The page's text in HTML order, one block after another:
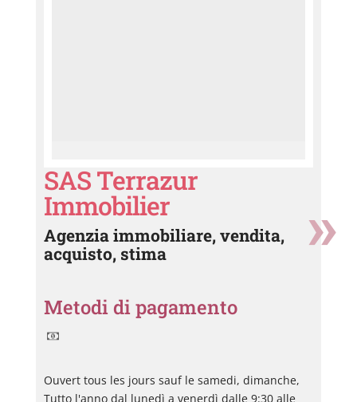
SAS Terrazur
Immobilier
Agenzia immobiliare, vendita,
acquisto, stima
Metodi di pagamento
Ouvert tous les jours sauf le samedi, dimanche,
Tutto l'anno dal lunedì a venerdì dalle 9:30 alle